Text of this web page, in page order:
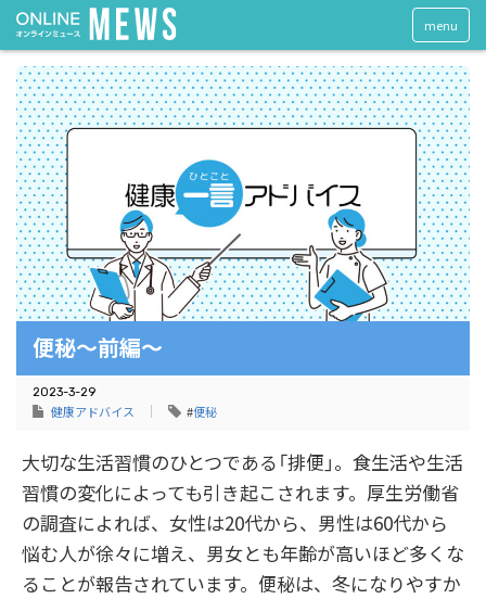
menu
便秘〜前編〜
2023-3-29
健康アドバイス #便秘
大切な生活習慣のひとつである「排便」。食生活や生活
習慣の変化によっても引き起こされます。厚生労働省
の調査によれば、女性は20代から、男性は60代から
悩む人が徐々に増え、男女とも年齢が高いほど多くな
ることが報告されています。便秘は、冬になりやすか